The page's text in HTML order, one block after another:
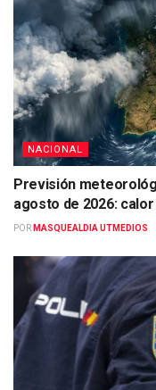
NACIONAL
Previsión
agosto de 2026:
POR MASQUEALDIA UTMEDIOS